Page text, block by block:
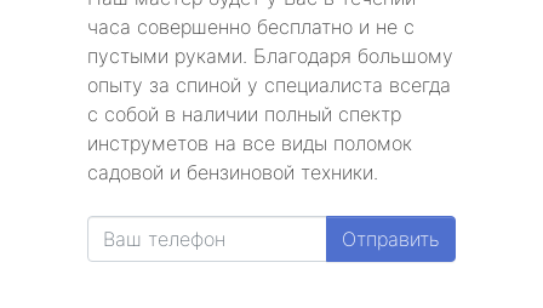
часа совершенно бесплатно и не с
пустыми руками. Благодаря большому
опыту за спиной у специалиста всегда
с собой в наличии полный спектр
инструметов на все виды поломок
садовой и бензиновой техники.
Отправить